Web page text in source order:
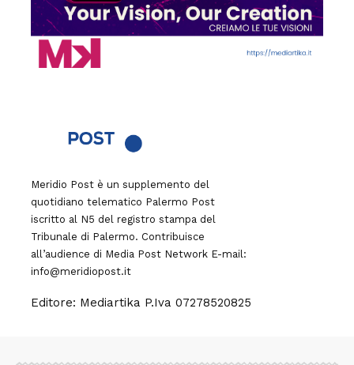
Meridio Post è un supplemento del
quotidiano telematico Palermo Post
iscritto al N5 del registro stampa del
Tribunale di Palermo. Contribuisce
all’audience di Media Post Network E-mail:
info@meridiopost.it
Editore: Mediartika P.Iva 07278520825